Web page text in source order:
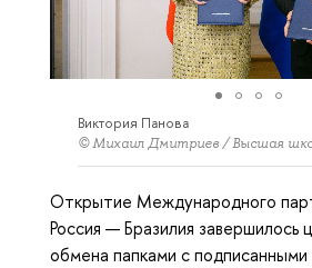
Виктория Панова
© Михаил Дмитриев / Высшая
Открытие Международного
Россия — Бразилия завершилось
обмена папками с